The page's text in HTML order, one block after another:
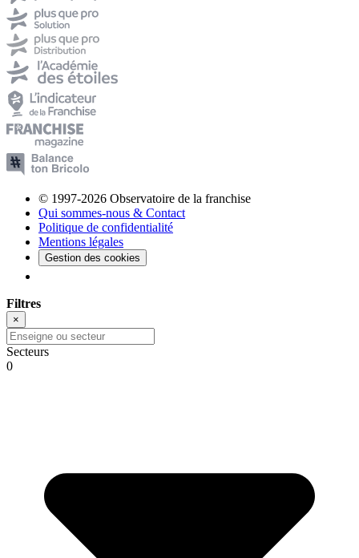
© 1997-2026 Observatoire de la franchise
Qui sommes-nous & Contact
Politique de confidentialité
Mentions légales
Gestion des cookies
Filtres
×
Secteurs
0